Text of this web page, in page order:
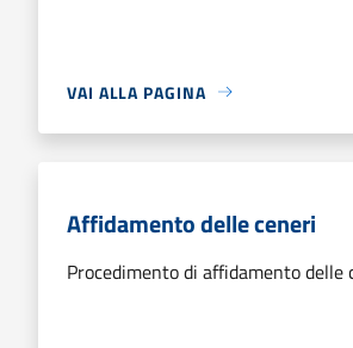
VAI ALLA PAGINA
Affidamento delle ceneri
Procedimento di affidamento delle